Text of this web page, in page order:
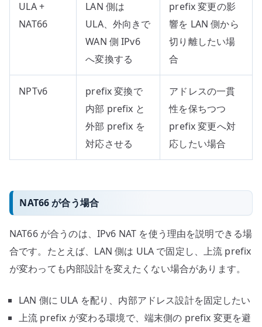
ULA +
NAT66
LAN 側は
ULA、外向きで
WAN 側 IPv6
へ変換する
prefix 変更の影
響を LAN 側から
切り離したい場
合
NPTv6
prefix 変換で
内部 prefix と
外部 prefix を
対応させる
アドレスの一貫
性を保ちつつ
prefix 変更へ対
応したい場合
NAT66 が合う場合
NAT66 が合うのは、IPv6 NAT を使う理由を説明できる場
合です。たとえば、LAN 側は ULA で固定し、上流 prefix
が変わっても内部設計を変えたくない場合があります。
LAN 側に ULA を配り、内部アドレス設計を固定したい
上流 prefix が変わる環境で、端末側の prefix 変更を避